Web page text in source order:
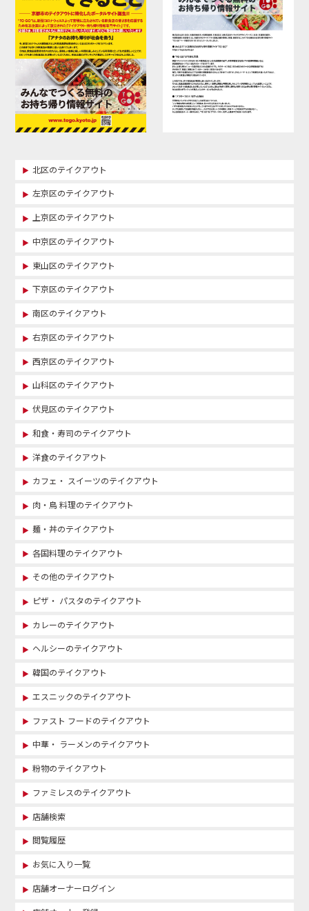
北区のテイクアウト
左京区のテイクアウト
上京区のテイクアウト
中京区のテイクアウト
東山区のテイクアウト
下京区のテイクアウト
南区のテイクアウト
右京区のテイクアウト
西京区のテイクアウト
山科区のテイクアウト
伏見区のテイクアウト
和食・寿司のテイクアウト
洋食のテイクアウト
カフェ・ スイーツのテイクアウト
肉・鳥 料理のテイクアウト
麺・丼のテイクアウト
各国料理のテイクアウト
その他のテイクアウト
ピザ・ パスタのテイクアウト
カレーのテイクアウト
ヘルシーのテイクアウト
韓国のテイクアウト
エスニックのテイクアウト
ファスト フードのテイクアウト
中華・ ラーメンのテイクアウト
粉物のテイクアウト
ファミレスのテイクアウト
店舗検索
閲覧履歴
お気に入り一覧
店舗オーナーログイン